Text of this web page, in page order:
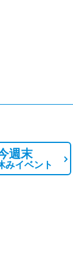
週末
みイベント